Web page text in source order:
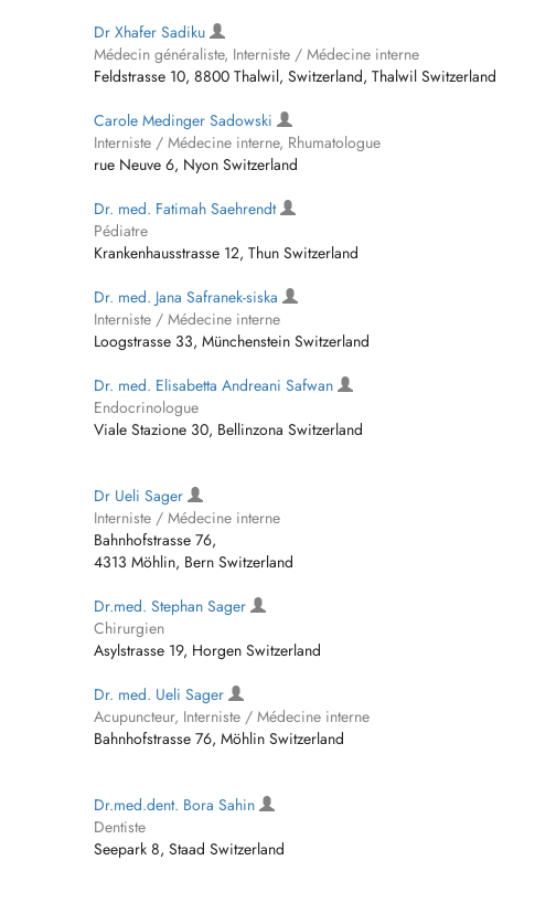
Dr Xhafer Sadiku
Médecin généraliste, Interniste / Médecine interne
Feldstrasse 10, 8800 Thalwil, Switzerland, Thalwil Switzerland
Carole Medinger Sadowski
Interniste / Médecine interne, Rhumatologue
rue Neuve 6, Nyon Switzerland
Dr. med. Fatimah Saehrendt
Pédiatre
Krankenhausstrasse 12, Thun Switzerland
Dr. med. Jana Safranek-siska
Interniste / Médecine interne
Loogstrasse 33, Münchenstein Switzerland
Dr. med. Elisabetta Andreani Safwan
Endocrinologue
Viale Stazione 30, Bellinzona Switzerland
Dr Ueli Sager
Interniste / Médecine interne
Bahnhofstrasse 76,
4313 Möhlin, Bern Switzerland
Dr.med. Stephan Sager
Chirurgien
Asylstrasse 19, Horgen Switzerland
Dr. med. Ueli Sager
Acupuncteur, Interniste / Médecine interne
Bahnhofstrasse 76, Möhlin Switzerland
Dr.med.dent. Bora Sahin
Dentiste
Seepark 8, Staad Switzerland